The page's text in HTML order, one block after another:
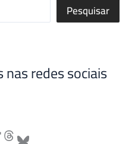
Pesquisar
redes sociais